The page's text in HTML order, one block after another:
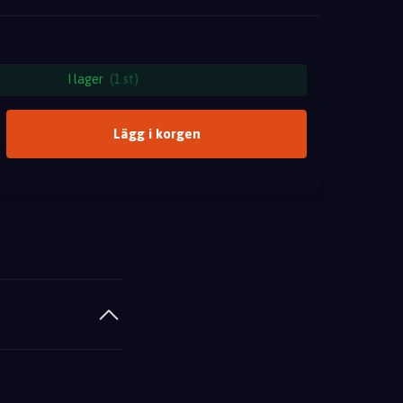
I lager (1 st)
Lägg i korgen